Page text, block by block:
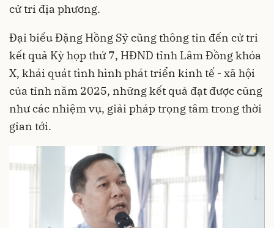
cử tri địa phương.
Đại biểu Đặng Hồng Sỹ cũng thông tin đến cử tri
kết quả Kỳ họp thứ 7, HĐND tỉnh Lâm Đồng khóa
X, khái quát tình hình phát triển kinh tế - xã hội
của tỉnh năm 2025, những kết quả đạt được cũng
như các nhiệm vụ, giải pháp trọng tâm trong thời
gian tới.